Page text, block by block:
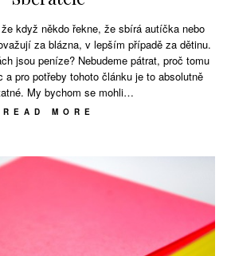
když někdo řekne, že sbírá autíčka nebo
za blázna, v lepším případě za dětinu.
jsou peníze? Nebudeme pátrat, proč tomu
pro potřeby tohoto článku je to absolutně
My bychom se mohli…
READ MORE